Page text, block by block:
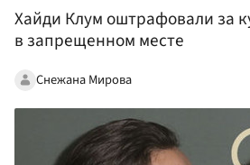
Хайди Клум оштрафовали за
в запрещенном месте
Снежана Мирова